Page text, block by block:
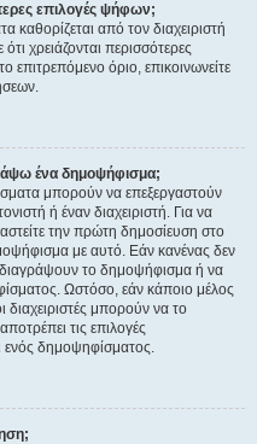
επιλογές ψήφων;
καθορίζεται από τον διαχειριστή
χρειάζονται περισσότερες
όριο, επικοινωνείτε
ένα δημοψήφισμα;
μπορούν να επεξεργαστούν
ή έναν διαχειριστή. Για να
την πρώτη δημοσίευση στο
με αυτό. Εάν κανένας δεν
το δημοψήφισμα ή να
Ωστόσο, εάν κάποιο μέλος
διαχειριστές μπορούν να το
τις επιλογές
ενός δημοψηφίσματος.